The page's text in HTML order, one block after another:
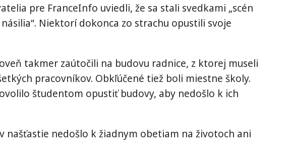
pre FranceInfo uviedli, že sa stali svedkami „scén
Niektorí dokonca zo strachu opustili svoje
takmer zaútočili na budovu radnice, z ktorej museli
pracovníkov. Obkľúčené tiež boli miestne školy.
študentom opustiť budovy, aby nedošlo k ich
našťastie nedošlo k žiadnym obetiam na životoch ani